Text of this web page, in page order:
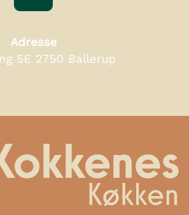
Adresse
5E 2750 Ballerup